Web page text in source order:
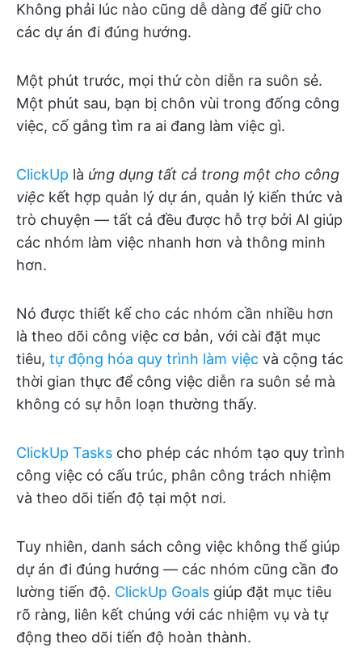
Không phải lúc nào cũng dễ dàng để giữ cho
các dự án đi đúng hướng.
Một phút trước, mọi thứ còn diễn ra suôn sẻ.
Một phút sau, bạn bị chôn vùi trong đống công
việc, cố gắng tìm ra ai đang làm việc gì.
ClickUp là ứng dụng tất cả trong một cho công
việc kết hợp quản lý dự án, quản lý kiến thức và
trò chuyện — tất cả đều được hỗ trợ bởi AI giúp
các nhóm làm việc nhanh hơn và thông minh
hơn.
Nó được thiết kế cho các nhóm cần nhiều hơn
là theo dõi công việc cơ bản, với cài đặt mục
tiêu, tự động hóa quy trình làm việc và cộng tác
thời gian thực để công việc diễn ra suôn sẻ mà
không có sự hỗn loạn thường thấy.
ClickUp Tasks cho phép các nhóm tạo quy trình
công việc có cấu trúc, phân công trách nhiệm
và theo dõi tiến độ tại một nơi.
Tuy nhiên, danh sách công việc không thể giúp
dự án đi đúng hướng — các nhóm cũng cần đo
lường tiến độ. ClickUp Goals giúp đặt mục tiêu
rõ ràng, liên kết chúng với các nhiệm vụ và tự
động theo dõi tiến độ hoàn thành.